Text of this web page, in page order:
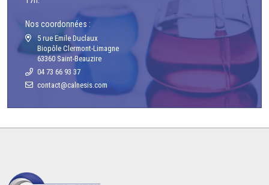
Nos coordonnées :
5 rue Emile Duclaux
Biopôle Clermont-Limagne
63360 Saint-Beauzire
04 73 66 93 37